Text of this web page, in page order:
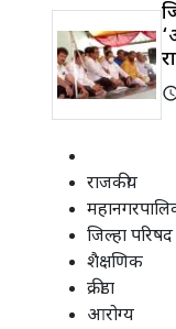
राजकीय
जिल्हा परिषद
शैक्षणिक
क्रीडा
आरोग्य